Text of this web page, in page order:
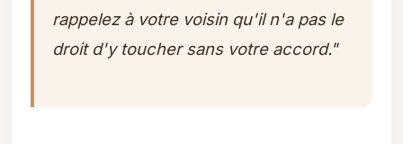
rappelez à votre voisin qu'il n'a pas le
droit d'y toucher sans votre accord."